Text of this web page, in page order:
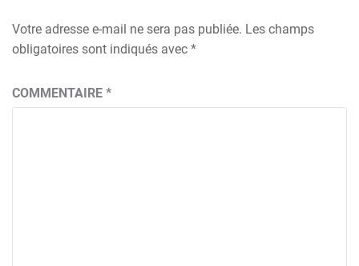
Votre adresse e-mail ne sera pas publiée. Les champs
obligatoires sont indiqués avec *
COMMENTAIRE *